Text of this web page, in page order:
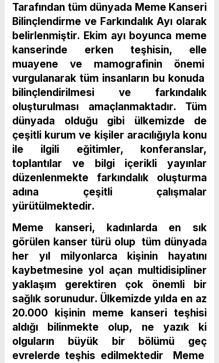
Tarafından tüm dünyada Meme Kanseri
Bilinçlendirme ve Farkındalık Ayı olarak
belirlenmiştir. Ekim ayı boyunca meme
kanserinde erken teşhisin, elle
muayene ve mamografinin önemi
vurgulanarak tüm insanların bu konuda
bilinçlendirilmesi ve farkındalık
oluşturulması amaçlanmaktadır. Tüm
dünyada olduğu gibi ülkemizde de
çeşitli kurum ve kişiler aracılığıyla konu
ile ilgili eğitimler, konferanslar,
toplantılar ve bilgi içerikli yayınlar
düzenlenmekte farkındalık oluşturma
adına çeşitli çalışmalar
yürütülmektedir.
Meme kanseri, kadınlarda en sık
görülen kanser türü olup tüm dünyada
her yıl milyonlarca kişinin hayatını
kaybetmesine yol açan multidisipliner
yaklaşım gerektiren çok önemli bir
sağlık sorunudur. Ülkemizde yılda en az
20.000 kişinin meme kanseri teşhisi
aldığı bilinmekte olup, ne yazık ki
olguların büyük bir bölümü geç
evrelerde teşhis edilmektedir Meme